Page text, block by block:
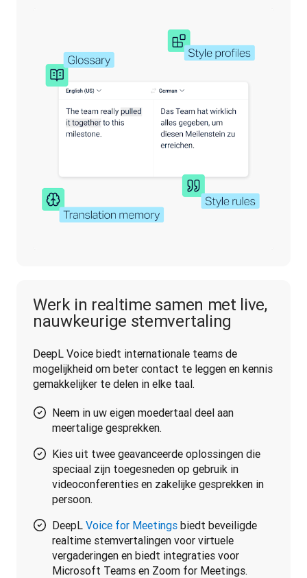
Werk in realtime samen met live,
nauwkeurige stemvertaling
DeepL Voice biedt internationale teams de
mogelijkheid om beter contact te leggen en kennis
gemakkelijker te delen in elke taal.
Neem in uw eigen moedertaal deel aan
meertalige gesprekken.
Kies uit twee geavanceerde oplossingen die
speciaal zijn toegesneden op gebruik in
videoconferenties en zakelijke gesprekken in
persoon.
DeepL Voice for Meetings biedt beveiligde
realtime stemvertalingen voor virtuele
vergaderingen en biedt integraties voor
Microsoft Teams en Zoom for Meetings.